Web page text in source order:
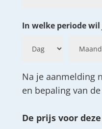
en
In welke periode
Na je aanmelding
en bepaling van
De prijs voor